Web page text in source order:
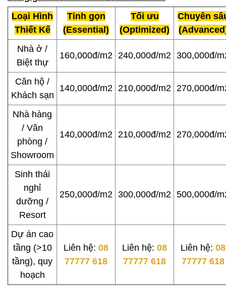
Loại Hình
Thiết Kế
Tinh gọn
(Essential)
Tối ưu
(Optimized)
Chuyên
Nhà ở /
Biệt thự
160,000đ/m2 240,000đ/m2 300,000đ/
Căn hộ /
Khách sạn
140,000đ/m2 210,000đ/m2 270,000đ/
Nhà hàng
/ Văn
phòng /
Showroom
140,000đ/m2 210,000đ/m2 270,000đ/
Sinh thái
nghỉ
dưỡng /
Resort
250,000đ/m2 300,000đ/m2 500,000đ/
Dự án cao
tầng (>10
tầng), quy
hoạch
Liên hệ: 08
77777 618
Liên hệ: 08
77777 618
Liên hệ: 08
77777 618